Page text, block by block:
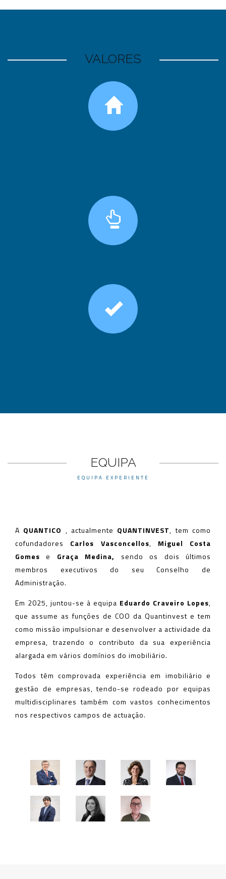
VALORES
EQUIPA
EQUIPA EXPERIENTE
A QUANTICO , actualmente QUANTINVEST, tem como
cofundadores Carlos Vasconcellos, Miguel Costa
Gomes e Graça Medina,
sendo os dois últimos
membros executivos do seu Conselho de
Administração.
Em 2025, juntou-se à equipa Eduardo Craveiro Lopes,
que assume as funções de COO da Quantinvest e tem
como missão impulsionar e desenvolver a actividade da
empresa, trazendo o contributo da sua experiência
alargada em vários domínios do imobiliário.
Todos têm comprovada experiência em imobiliário e
gestão de empresas, tendo-se rodeado por equipas
multidisciplinares também com vastos conhecimentos
nos respectivos campos de actuação.